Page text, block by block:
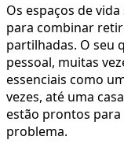
Os espaços de
para combinar
partilhadas. O seu
pessoal, muitas
essenciais como
vezes, até uma
estão prontos
problema.